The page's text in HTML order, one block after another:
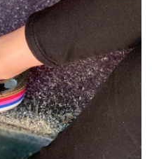
de
deseos